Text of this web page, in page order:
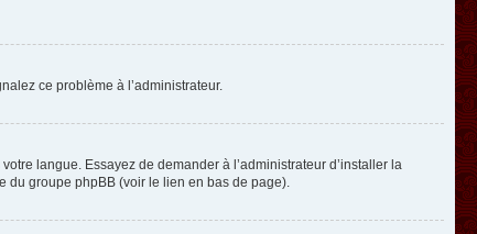
ce problème à l’administrateur.
langue. Essayez de demander à l’administrateur d’installer la
du groupe phpBB (voir le lien en bas de page).